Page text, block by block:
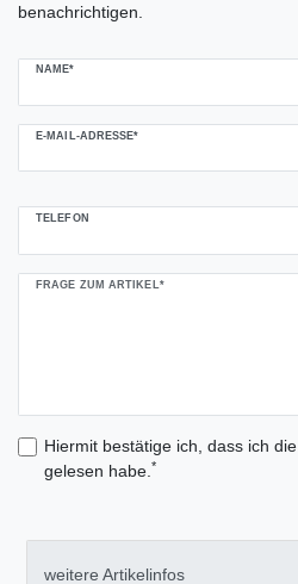
benachrichtigen.
NAME*
E-MAIL-ADRESSE*
TELEFON
FRAGE ZUM ARTIKEL*
Hiermit bestätige ich, dass ich die
gelesen habe. *
weitere Artikelinfos